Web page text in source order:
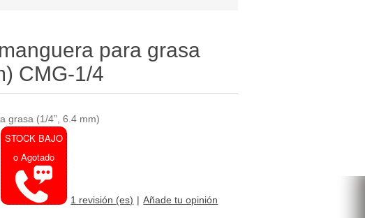
para grasa
CMG-1/4
grasa (1/4”, 6.4 mm)
STOCK BAJO
o Agotado
1 revisión (es) Añade tu opinión